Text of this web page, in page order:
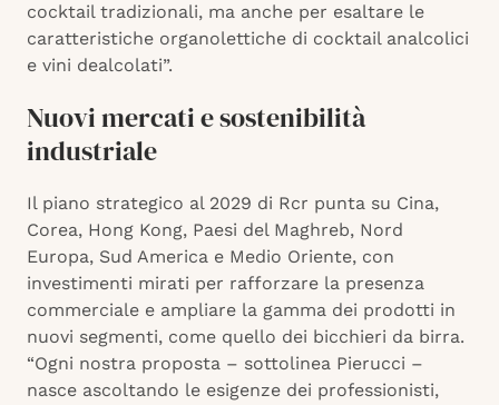
cocktail tradizionali, ma anche per esaltare le
caratteristiche organolettiche di cocktail analcolici
e vini dealcolati”.
Nuovi mercati e sostenibilità
industriale
Il piano strategico al 2029 di Rcr punta su Cina,
Corea, Hong Kong, Paesi del Maghreb, Nord
Europa, Sud America e Medio Oriente, con
investimenti mirati per rafforzare la presenza
commerciale e ampliare la gamma dei prodotti in
nuovi segmenti, come quello dei bicchieri da birra.
“Ogni nostra proposta – sottolinea Pierucci –
nasce ascoltando le esigenze dei professionisti,